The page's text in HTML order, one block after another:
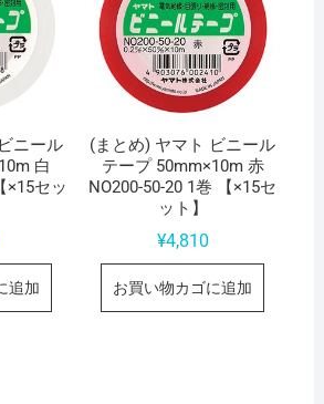
ニール
白
×15セッ
追加
(まとめ) ヤマト ビニール
テープ 50mm×10m 赤
NO200-50-20 1巻 【×15セ
ット】
¥4,810
お買い物カゴに追加